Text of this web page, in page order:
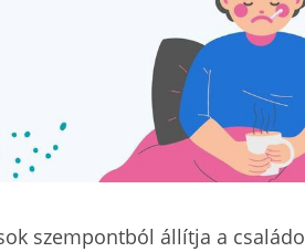
szempontból állítja a